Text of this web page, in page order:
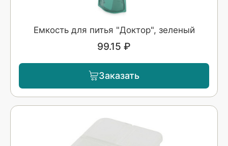
Емкость для питья "Доктор", зеленый
99.15 ₽
Заказать